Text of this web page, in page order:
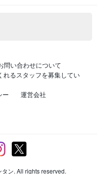
問い合わせについて
れるスタッフを募集してい
ー 運営会社
ン. All rights reserved.